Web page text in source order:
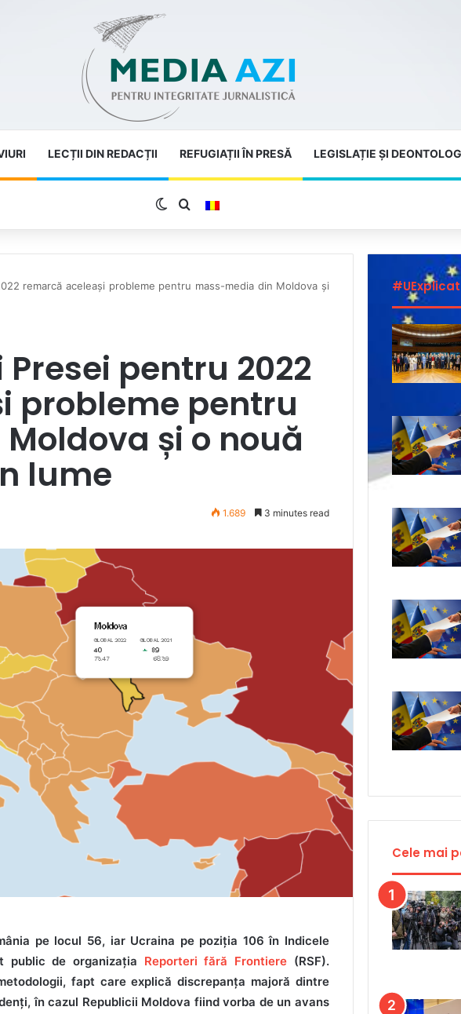
LECȚII DIN REDACȚII REFUGIAȚII ÎN PRESĂ LEGISLAȚIE ȘI
Switch skin
Search for
remarcă aceleași probleme pentru mass-media din Moldova și
pentru 2022
probleme pentru
și o nouă
lume
1.689 3 minutes read
pe locul 56, iar Ucraina pe poziția 106 în Indicele
public de organizația Reporteri fără Frontiere (RSF).
fapt care explică discrepanța majoră dintre
în cazul Republicii Moldova fiind vorba de un avans
#UExplicat
Cele mai